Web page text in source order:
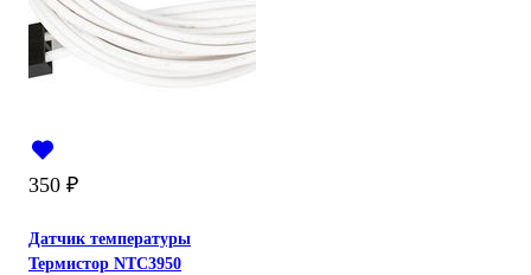
350 ₽
Датчик температуры
Термистор NTC3950